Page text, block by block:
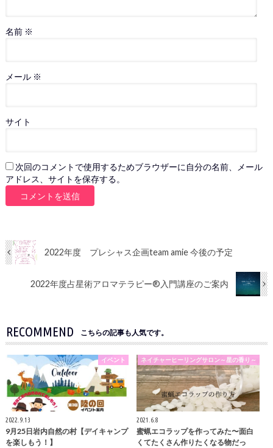
名前 ※
メール ※
サイト
次回のコメントで使用するためブラウザーに自分の名前、メール
アドレス、サイトを保存する。
2022年度 プレシャス企画team amie 今後の予定
2022年度占星術アロマテラピー®︎入門講座のご案内
RECOMMEND こちらの記事も人気です。
イベント
2022.9.13
9月25日岩内自然の村【デイキャンプ
を楽しもう！】
ネイチャーヒーリングサロン～星の香り～
2021.6.8
蜜蝋エコラップを作ってみた〜面白
くてたくさん作りたくなる物だっ